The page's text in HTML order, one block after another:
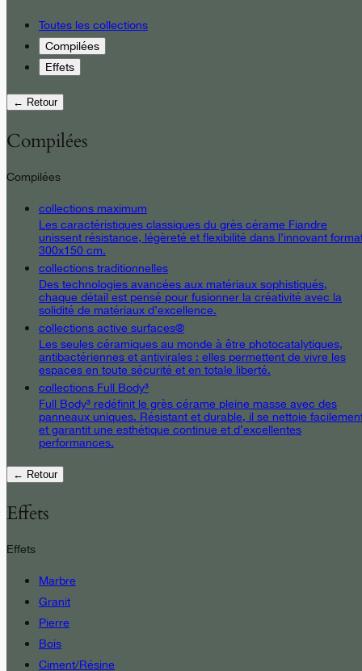
Toutes les collections
Compilées
Effets
← Retour
Compilées
Compilées
collections maximum
Les caractéristiques classiques du grès cérame Fiandre
unissent résistance, légèreté et flexibilité dans l’innovant
300x150 cm.
collections traditionnelles
Des technologies avancées aux matériaux sophistiqués,
chaque détail est pensé pour fusionner la créativité avec la
solidité de matériaux d’excellence.
collections active surfaces®
Les seules céramiques au monde à être photocatalytiques,
antibactériennes et antivirales : elles permettent de vivre les
espaces en toute sécurité et en totale liberté.
collections Full Body³
Full Body³ redéfinit le grès cérame pleine masse avec des
panneaux uniques. Résistant et durable, il se nettoie
et garantit une esthétique continue et d’excellentes
performances.
← Retour
Effets
Effets
Marbre
Granit
Pierre
Bois
Ciment/Résine